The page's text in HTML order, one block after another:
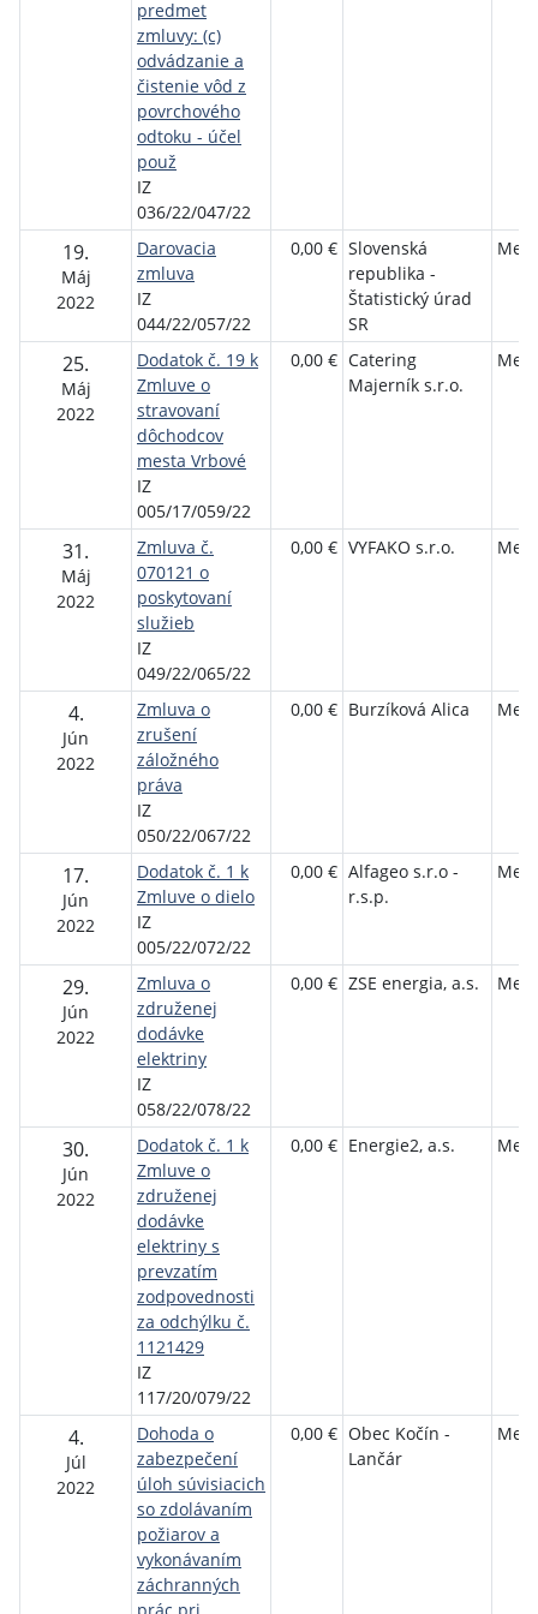
predmet
zmluvy: (c)
odvádzanie a
čistenie vôd z
povrchového
odtoku - účel
použ
IZ
036/22/047/22
19.
Máj
2022
Darovacia
zmluva
IZ
044/22/057/22
0,00 € Slovenská
republika -
Štatistický úrad
SR
25.
Máj
2022
Dodatok č. 19 k
Zmluve o
stravovaní
dôchodcov
mesta Vrbové
IZ
005/17/059/22
0,00 € Catering
Majerník s.r.o.
31.
Máj
2022
Zmluva č.
070121 o
poskytovaní
služieb
IZ
049/22/065/22
0,00 € VYFAKO s.r.o.
4.
Jún
2022
Zmluva o
zrušení
záložného
práva
IZ
050/22/067/22
0,00 € Burzíková Alica
17.
Jún
2022
Dodatok č. 1 k
Zmluve o dielo
IZ
005/22/072/22
0,00 € Alfageo s.r.o -
r.s.p.
29.
Jún
2022
Zmluva o
združenej
dodávke
elektriny
IZ
058/22/078/22
0,00 € ZSE energia, a.s.
30.
Jún
2022
Dodatok č. 1 k
Zmluve o
združenej
dodávke
elektriny s
prevzatím
zodpovednosti
za odchýlku č.
1121429
IZ
117/20/079/22
0,00 € Energie2, a.s.
4.
Júl
2022
Dohoda o
zabezpečení
úloh súvisiacich
so zdolávaním
požiarov a
vykonávaním
záchranných
0,00 € Obec Kočín -
Lančár